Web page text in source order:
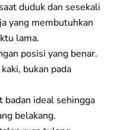
duduk dan sesekali
yang membutuhkan
lama.
posisi yang benar.
bukan pada
badan ideal sehingga
belakang.